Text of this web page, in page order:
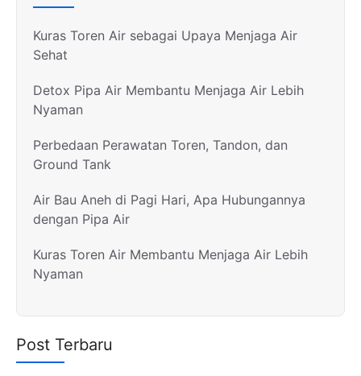
Kuras Toren Air sebagai Upaya Menjaga Air
Sehat
Detox Pipa Air Membantu Menjaga Air Lebih
Nyaman
Perbedaan Perawatan Toren, Tandon, dan
Ground Tank
Air Bau Aneh di Pagi Hari, Apa Hubungannya
dengan Pipa Air
Kuras Toren Air Membantu Menjaga Air Lebih
Nyaman
Post Terbaru